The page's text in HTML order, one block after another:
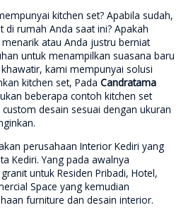
kitchen set? Apabila sudah,
di rumah Anda saat ini? Apakah
atau Anda justru berniat
untuk menampilkan suasana baru
kami mempunyai solusi
kitchen set, Pada Candratama
beberapa contoh kitchen set
desain sesuai dengan ukuran
perusahaan Interior Kediri yang
Kediri. Yang pada awalnya
untuk Residen Pribadi, Hotel,
Space yang kemudian
furniture dan desain interior.